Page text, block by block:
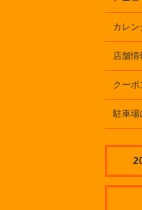
カレン
店舗情
クーポ
駐車場